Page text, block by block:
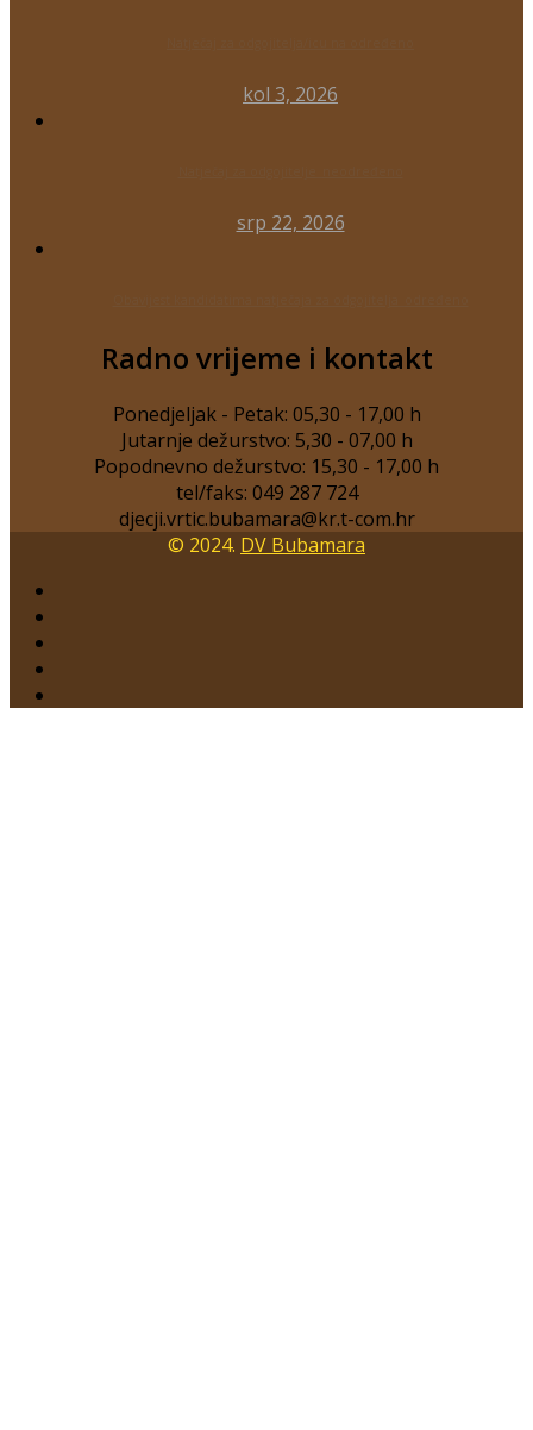
kol 3, 2026
srp 22, 2026
Radno vrijeme i kontakt
Ponedjeljak - Petak: 05,30 - 17,00 h
Jutarnje dežurstvo: 5,30 - 07,00 h
Popodnevno dežurstvo: 15,30 - 17,00 h
tel/faks: 049 287 724
djecji.vrtic.bubamara@kr.t-com.hr
© 2024. DV Bubamara